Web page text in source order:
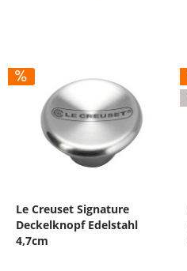
Le Creuset Signature
Deckelknopf Edelstahl
4,7cm